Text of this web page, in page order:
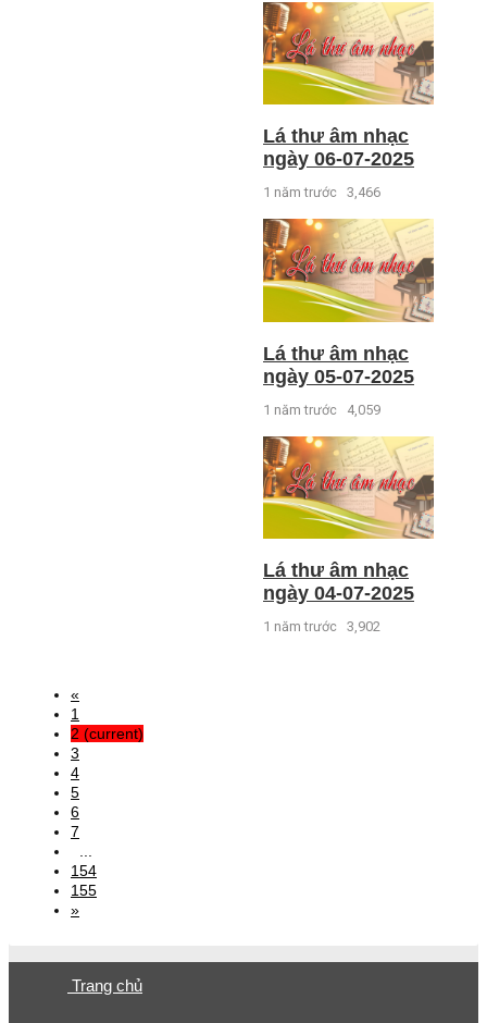
Lá thư âm nhạc
ngày 06-07-2025
1 năm trước 3,466
Lá thư âm nhạc
ngày 05-07-2025
1 năm trước 4,059
Lá thư âm nhạc
ngày 04-07-2025
1 năm trước 3,902
«
1
2 (current)
3
4
5
6
7
...
154
155
»
Trang chủ